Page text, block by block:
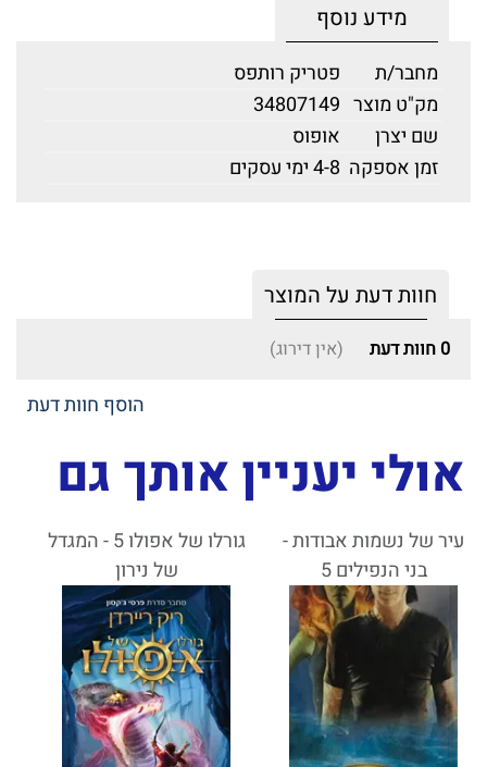
מידע נוסף
מחבר/ת
פטריק רותפס
מק"ט מוצר 34807149
שם יצרן
אופוס
זמן אספקה 4-8 ימי עסקים
חוות דעת על המוצר
0 חוות דעת (אין דירוג)
הוסף חוות דעת
אולי יעניין אותך גם
עיר של נשמות אבודות -
בני הנפילים 5
גורלו של אפולו 5 - המגדל
של נירון